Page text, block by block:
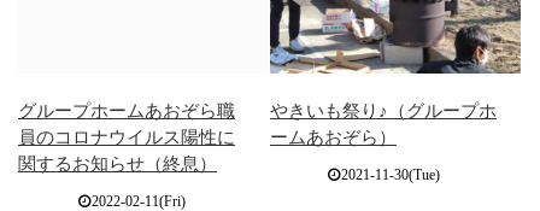
グループホームあおぞら職
員のコロナウイルス陽性に
関するお知らせ（終息）
2022-02-11(Fri)
やきいも祭り♪（グループホ
ームあおぞら）
2021-11-30(Tue)